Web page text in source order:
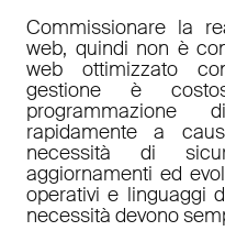
Commissionare la
web, quindi non è
web ottimizzato
gestione è
programmazione
rapidamente a
necessità di
aggiornamenti ed
operativi e linguaggi
necessità devono